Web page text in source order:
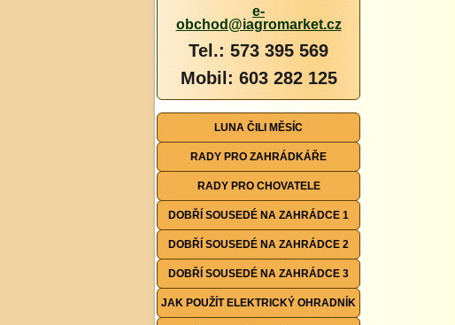
e-
obchod@iagromarket.cz
Tel.: 573 395 569
Mobil: 603 282 125
LUNA ČILI MĚSÍC
RADY PRO ZAHRÁDKÁŘE
RADY PRO CHOVATELE
DOBŘÍ SOUSEDÉ NA ZAHRÁDCE 1
DOBŘÍ SOUSEDÉ NA ZAHRÁDCE 2
DOBŘÍ SOUSEDÉ NA ZAHRÁDCE 3
JAK POUŽÍT ELEKTRICKÝ OHRADNÍK